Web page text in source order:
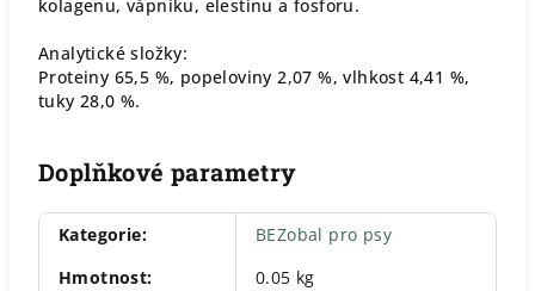
kolagenu, vápníku, elestinu a fosforu.
Analytické složky:
Proteiny 65,5 %, popeloviny 2,07 %, vlhkost 4,41 %,
tuky 28,0 %.
Doplňkové parametry
Kategorie:
BEZobal pro psy
Hmotnost: 0.05 kg